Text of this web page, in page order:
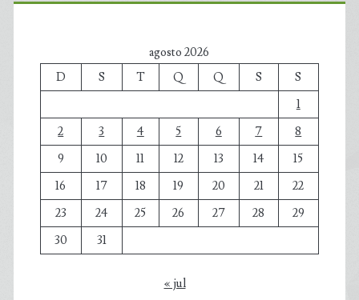
agosto 2026
D
S T Q Q S
S
1
2
3 4 5 6 7
8
9
10 11 12 13 14
15
16
17 18 19 20 21
22
23
24 25 26 27 28
29
30
31
« jul